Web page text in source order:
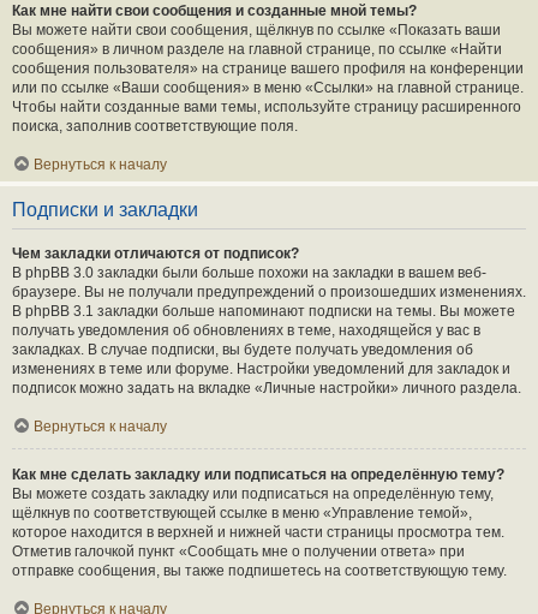
Как мне найти свои сообщения и созданные мной темы?
Вы можете найти свои сообщения, щёлкнув по ссылке «Показать ваши
сообщения» в личном разделе на главной странице, по ссылке «Найти
сообщения пользователя» на странице вашего профиля на конференции
или по ссылке «Ваши сообщения» в меню «Ссылки» на главной странице.
Чтобы найти созданные вами темы, используйте страницу расширенного
поиска, заполнив соответствующие поля.
Вернуться к началу
Подписки и закладки
Чем закладки отличаются от подписок?
В phpBB 3.0 закладки были больше похожи на закладки в вашем веб-
браузере. Вы не получали предупреждений о произошедших изменениях.
В phpBB 3.1 закладки больше напоминают подписки на темы. Вы можете
получать уведомления об обновлениях в теме, находящейся у вас в
закладках. В случае подписки, вы будете получать уведомления об
изменениях в теме или форуме. Настройки уведомлений для закладок и
подписок можно задать на вкладке «Личные настройки» личного раздела.
Вернуться к началу
Как мне сделать закладку или подписаться на определённую тему?
Вы можете создать закладку или подписаться на определённую тему,
щёлкнув по соответствующей ссылке в меню «Управление темой»,
которое находится в верхней и нижней части страницы просмотра тем.
Отметив галочкой пункт «Сообщать мне о получении ответа» при
отправке сообщения, вы также подпишетесь на соответствующую тему.
Вернуться к началу